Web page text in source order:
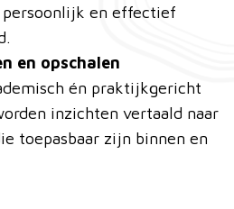
en effectief
en opschalen
én praktijkgericht
inzichten vertaald naar
toepasbaar zijn binnen en